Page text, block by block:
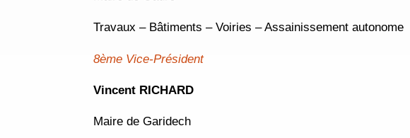
Travaux – Bâtiments – Voiries – Assainissement autonome
8ème Vice-Président
Vincent RICHARD
Maire de Garidech